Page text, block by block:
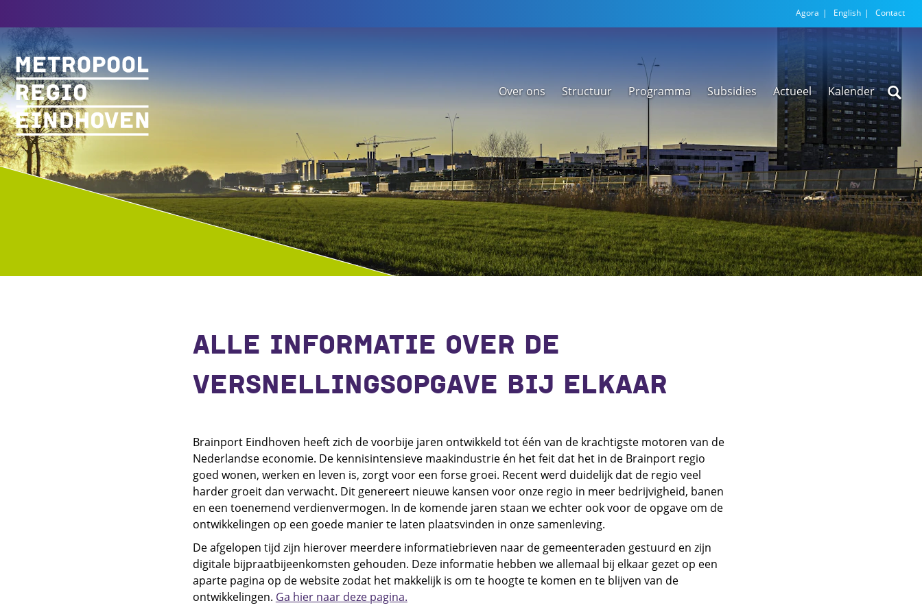
Agora English Contact
Over ons Structuur Programma
Regionale
versnellingstafel
Beethoven Wonen
Subsidies
VEX-regeling
Actueel
Nieuwsarchief
Kalender
ALLE INFORMATIE OVER DE
VERSNELLINGSOPGAVE BIJ ELKAAR
Brainport Eindhoven heeft zich de voorbije jaren ontwikkeld tot één van de krachtigste motoren van de
Nederlandse economie. De kennisintensieve maakindustrie én het feit dat het in de Brainport regio
goed wonen, werken en leven is, zorgt voor een forse groei. Recent werd duidelijk dat de regio veel
harder groeit dan verwacht. Dit genereert nieuwe kansen voor onze regio in meer bedrijvigheid, banen
en een toenemend verdienvermogen. In de komende jaren staan we echter ook voor de opgave om de
ontwikkelingen op een goede manier te laten plaatsvinden in onze samenleving.
De afgelopen tijd zijn hierover meerdere informatiebrieven naar de gemeenteraden gestuurd en zijn
digitale bijpraatbijeenkomsten gehouden. Deze informatie hebben we allemaal bij elkaar gezet op een
aparte pagina op de website zodat het makkelijk is om te hoogte te komen en te blijven van de
ontwikkelingen. Ga hier naar deze pagina.